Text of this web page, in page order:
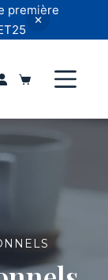
première
Panier